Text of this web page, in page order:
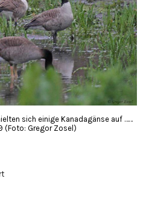
sich einige Kanadagänse auf ……
(Foto: Gregor Zosel)